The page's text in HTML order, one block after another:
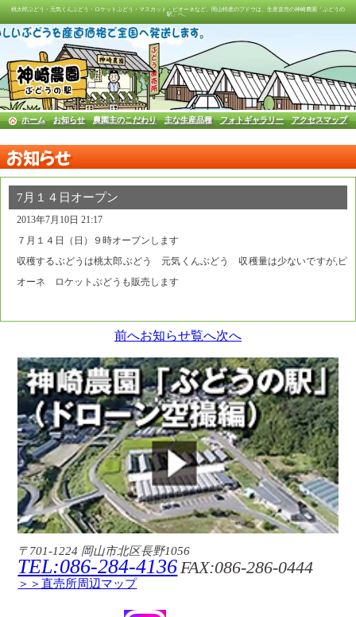
桃太郎ぶどう・元気くんぶどう・ロケットぶどう・マスカット・ピオーネなど、岡山特産のブドウは、生産直売の神崎農園「ぶどうの
駅」へ。
ホーム お知らせ 農園主のこだわり 主な生産品種 フォトギャラリー アクセスマップ
〒701-1224 岡山市北区長野1056
TEL:086-284-4136 FAX:086-286-0444
＞＞直売所周辺マップ
お知らせ
7月１４日オープン
2013年7月10日 21:17
７月１４日（日）９時オープンします
収穫するぶどうは桃太郎ぶどう 元気くんぶどう 収穫量は少ないですが,ピ
オーネ ロケットぶどうも販売します
前へお知らせ覧へ次へ